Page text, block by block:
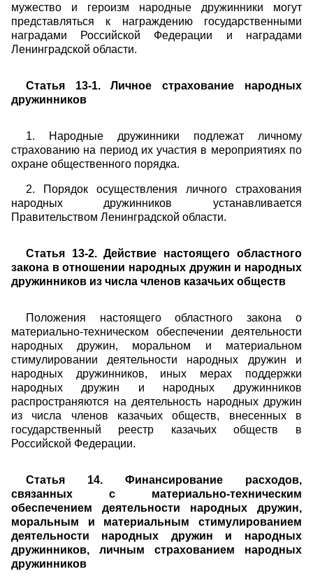
мужество и героизм народные дружинники могут
представляться к награждению государственными
наградами Российской Федерации и наградами
Ленинградской области.
Статья 13-1. Личное страхование народных
дружинников
1. Народные дружинники подлежат личному
страхованию на период их участия в мероприятиях по
охране общественного порядка.
2. Порядок осуществления личного страхования
народных дружинников устанавливается
Правительством Ленинградской области.
Статья 13-2. Действие настоящего областного
закона в отношении народных дружин и народных
дружинников из числа членов казачьих обществ
Положения настоящего областного закона о
материально-техническом обеспечении деятельности
народных дружин, моральном и материальном
стимулировании деятельности народных дружин и
народных дружинников, иных мерах поддержки
народных дружин и народных дружинников
распространяются на деятельность народных дружин
из числа членов казачьих обществ, внесенных в
государственный реестр казачьих обществ в
Российской Федерации.
Статья 14. Финансирование расходов,
связанных с материально-техническим
обеспечением деятельности народных дружин,
моральным и материальным стимулированием
деятельности народных дружин и народных
дружинников, личным страхованием народных
дружинников